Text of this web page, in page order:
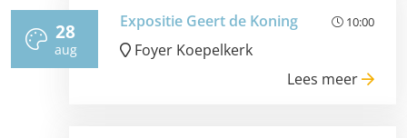
28
aug
Expositie Geert de Koning 10:00
Foyer Koepelkerk
Lees meer